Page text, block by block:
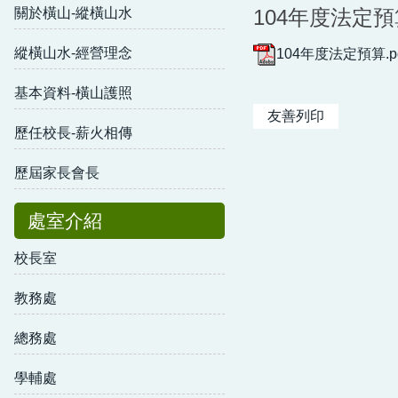
關於橫山-縱橫山水
縱橫山水-經營理念
基本資料-橫山護照
歷任校長-薪火相傳
歷屆家長會長
處室介紹
校長室
教務處
總務處
學輔處
104年度法定
104年度法定預算
友善列印